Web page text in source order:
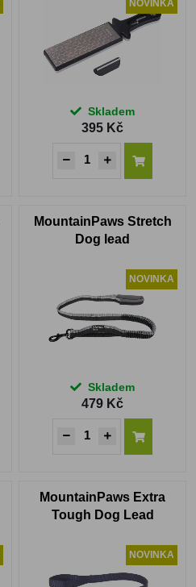
NOVINKA
Skladem
395 Kč
MountainPaws Stretch
Dog lead
NOVINKA
Skladem
479 Kč
MountainPaws Extra
Tough Dog Lead
NOVINKA